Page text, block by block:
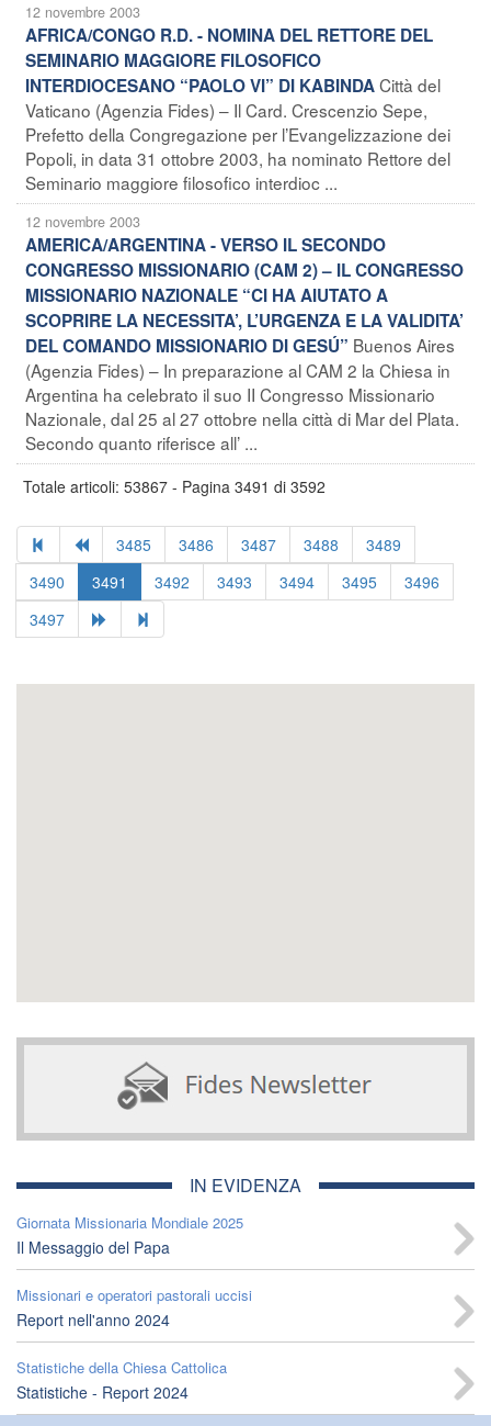
12 novembre 2003
AFRICA/CONGO R.D. - NOMINA DEL RETTORE DEL
SEMINARIO MAGGIORE FILOSOFICO
INTERDIOCESANO “PAOLO VI” DI KABINDACittà del
Vaticano (Agenzia Fides) – Il Card. Crescenzio Sepe,
Prefetto della Congregazione per l’Evangelizzazione dei
Popoli, in data 31 ottobre 2003, ha nominato Rettore del
Seminario maggiore filosofico interdioc ...
12 novembre 2003
AMERICA/ARGENTINA - VERSO IL SECONDO
CONGRESSO MISSIONARIO (CAM 2) – IL CONGRESSO
MISSIONARIO NAZIONALE “CI HA AIUTATO A
SCOPRIRE LA NECESSITA’, L’URGENZA E LA VALIDITA’
DEL COMANDO MISSIONARIO DI GESÚ” Buenos Aires
(Agenzia Fides) – In preparazione al CAM 2 la Chiesa in
Argentina ha celebrato il suo II Congresso Missionario
Nazionale, dal 25 al 27 ottobre nella città di Mar del Plata.
Secondo quanto riferisce all’ ...
Totale articoli: 53867 - Pagina 3491 di 3592
3485 3486 3487 3488
3489
3490
3491 3492 3493 3494 3495
3496
3497
IN EVIDENZA
Giornata Missionaria Mondiale 2025
Il Messaggio del Papa
Missionari e operatori pastorali uccisi
Report nell'anno 2024
Statistiche della Chiesa Cattolica
Statistiche - Report 2024